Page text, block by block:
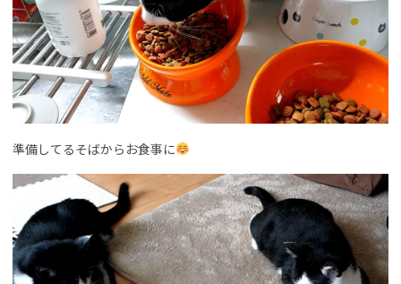
準備してるそばからお食事に